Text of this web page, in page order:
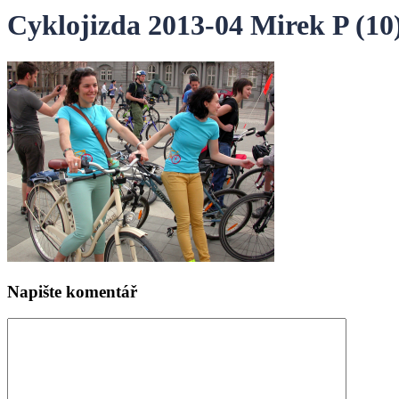
Cyklojizda 2013-04 Mirek P
Napište komentář